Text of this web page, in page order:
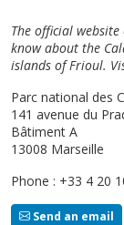
The official
know about the
islands of Frioul.
Parc national des
141 avenue du
Bâtiment A
13008 Marseille
Phone : +33 4 20
Send an email